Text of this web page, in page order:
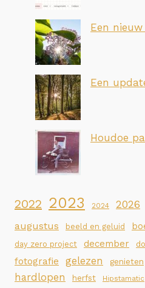
Een nieuw
Een
Houdoe
2022 2023 2024 2026
augustus beeld en geluid
day zero project december
fotografie gelezen genieten
hardlopen herfst Hipstamatic